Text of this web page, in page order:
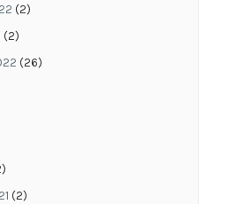
(2)
(2)
(26)
(2)